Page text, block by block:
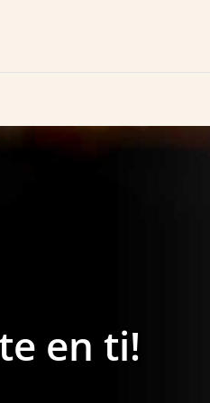
en ti!